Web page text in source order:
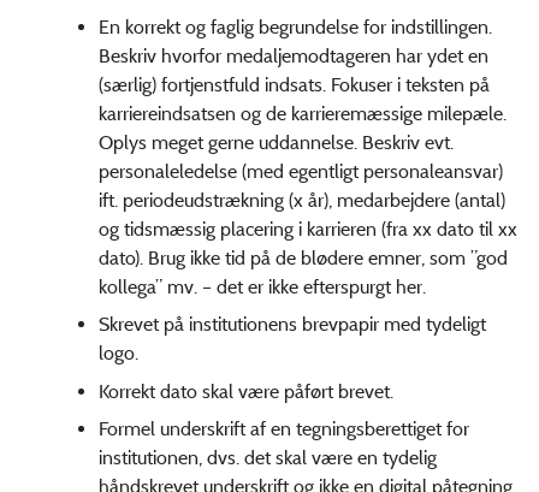
En korrekt og faglig begrundelse for indstillingen.
Beskriv hvorfor medaljemodtageren har ydet en
(særlig) fortjenstfuld indsats. Fokuser i teksten på
karriereindsatsen og de karrieremæssige milepæle.
Oplys meget gerne uddannelse. Beskriv evt.
personaleledelse (med egentligt personaleansvar)
ift. periodeudstrækning (x år), medarbejdere (antal)
og tidsmæssig placering i karrieren (fra xx dato til xx
dato). Brug ikke tid på de blødere emner, som ”god
kollega” mv. – det er ikke efterspurgt her.
Skrevet på institutionens brevpapir med tydeligt
logo.
Korrekt dato skal være påført brevet.
Formel underskrift af en tegningsberettiget for
institutionen, dvs. det skal være en tydelig
håndskrevet underskrift og ikke en digital påtegning